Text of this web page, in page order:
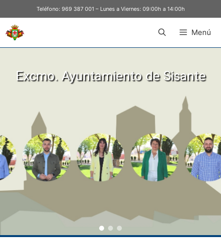
Teléfono: 969 387 001 – Lunes a Viernes: 09:00h a 14:00h
Menú
Excmo. Ayuntamiento de Sisante